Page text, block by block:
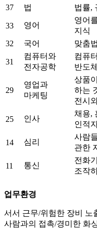
37
법 법률,
33 영어
영어
지식
32
국어 맞춤
31
컴퓨터와
전자공학
컴퓨
반도
29
영업과
마케팅
상품
하는
전시
25 인사
채용,
인적
14 심리
사람
관한
11 통신
전화
조작
업무환경
서서 근무/위험한 장비 노
사람과의 접촉/경미한 화